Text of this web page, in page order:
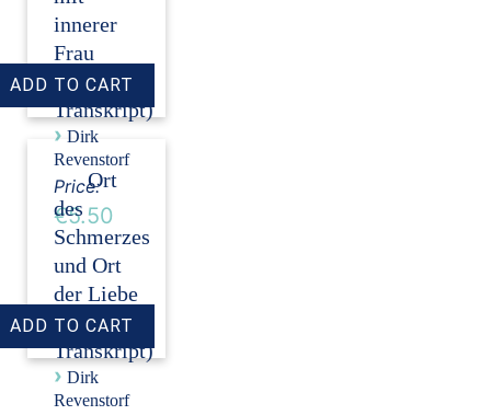
innerer
Frau
(Audio +
Transkript)
› Dirk
Revenstorf
Price:
€5.50
Ort
des
Schmerzes
und Ort
der Liebe
(Audio +
Transkript)
› Dirk
Revenstorf